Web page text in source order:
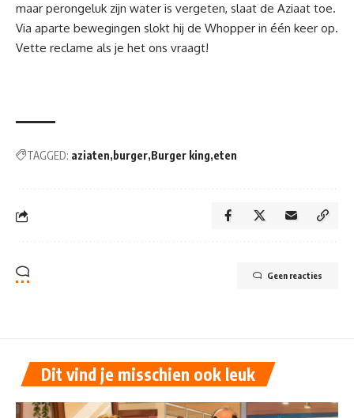
maar perongeluk zijn water is vergeten, slaat de Aziaat toe.
Via aparte bewegingen slokt hij de Whopper in één keer op.
Vette reclame als je het ons vraagt!
TAGGED: aziaten burger Burger king eten
Geen reacties
Dit vind je misschien ook leuk